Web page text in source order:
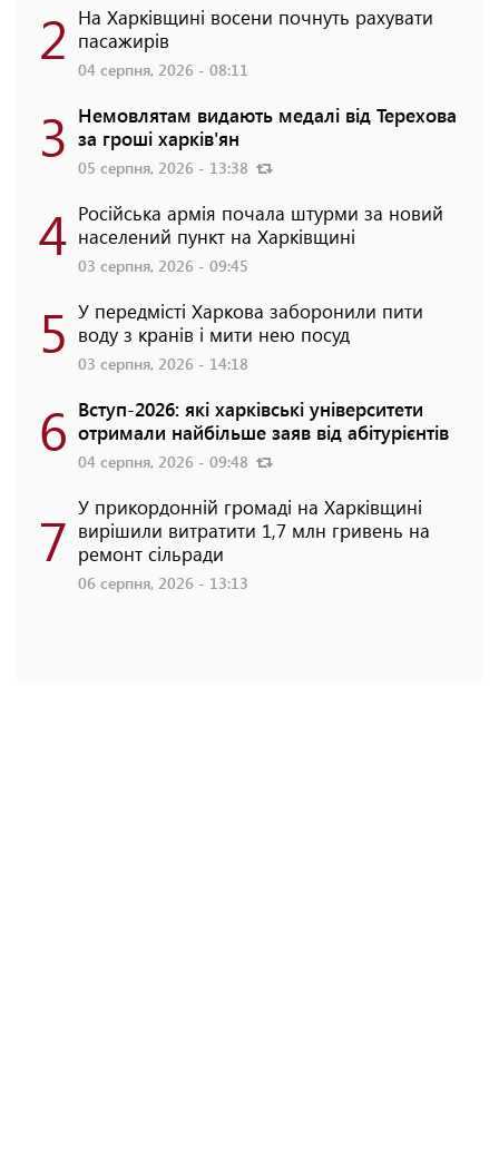
2 На Харківщині восени почнуть рахувати
пасажирів
04 серпня, 2026 - 08:11
3 Немовлятам видають медалі від Терехова
за гроші харків'ян
05 серпня, 2026 - 13:38
4 Російська армія почала штурми за новий
населений пункт на Харківщині
03 серпня, 2026 - 09:45
5 У передмісті Харкова заборонили пити
воду з кранів і мити нею посуд
03 серпня, 2026 - 14:18
6 Вступ-2026: які харківські університети
отримали найбільше заяв від абітурієнтів
04 серпня, 2026 - 09:48
7 У прикордонній громаді на Харківщині
вирішили витратити 1,7 млн гривень на
ремонт сільради
06 серпня, 2026 - 13:13